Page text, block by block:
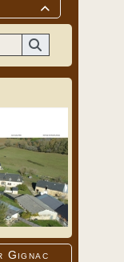

Gignac